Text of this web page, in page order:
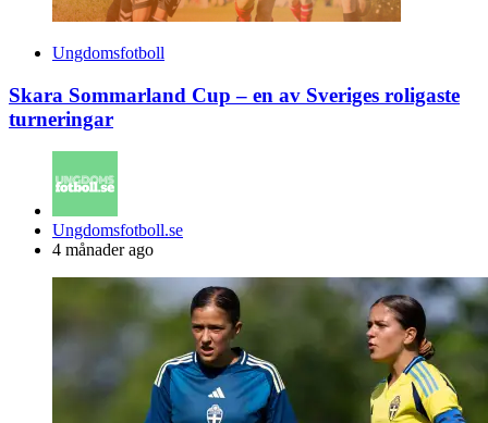
Ungdomsfotboll
Skara Sommarland Cup – en av Sveriges roligaste
turneringar
Posted
by
Ungdomsfotboll.se
4 månader ago